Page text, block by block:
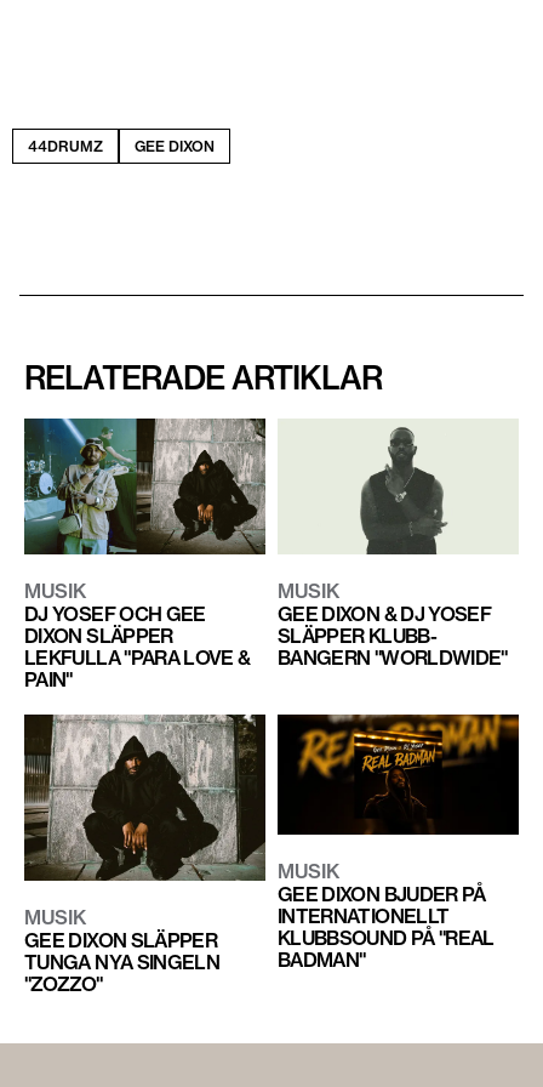
44DRUMZ GEE DIXON
RELATERADE ARTIKLAR
MUSIK
DJ YOSEF OCH GEE
DIXON SLÄPPER
LEKFULLA "PARA LOVE &
PAIN"
MUSIK
GEE DIXON & DJ YOSEF
SLÄPPER KLUBB-
BANGERN "WORLDWIDE"
MUSIK
GEE DIXON SLÄPPER
TUNGA NYA SINGELN
"ZOZZO"
MUSIK
GEE DIXON BJUDER PÅ
INTERNATIONELLT
KLUBBSOUND PÅ "REAL
BADMAN"